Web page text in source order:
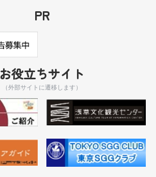
PR
お役立ちサイト
（外部サイトに遷移します）